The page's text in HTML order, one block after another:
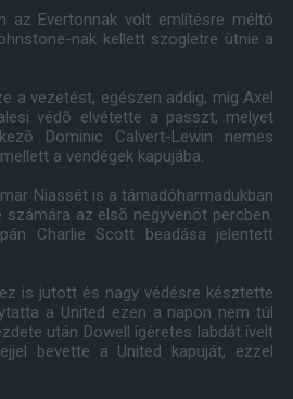
az Evertonnak volt említésre méltó
nak kellett szögletre ütnie a
a vezetést, egészen addig, míg Axel
védõ elvétette a passzt, melyet
Dominic Calvert-Lewin nemes
a vendégek kapujába.
Niassét is a támadóharmadukban
az elsõ negyvenöt percben.
Charlie Scott beadása jelentett
is jutott és nagy védésre késztette
a United ezen a napon nem túl
után Dowell ígéretes labdát ívelt
bevette a United kapuját, ezzel